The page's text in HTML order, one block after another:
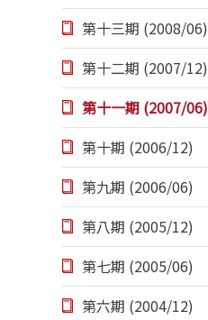
第十三期 (2008/06)
第十二期 (2007/12)
第十一期 (2007/06)
第十期 (2006/12)
第九期 (2006/06)
第八期 (2005/12)
第七期 (2005/06)
第六期 (2004/12)